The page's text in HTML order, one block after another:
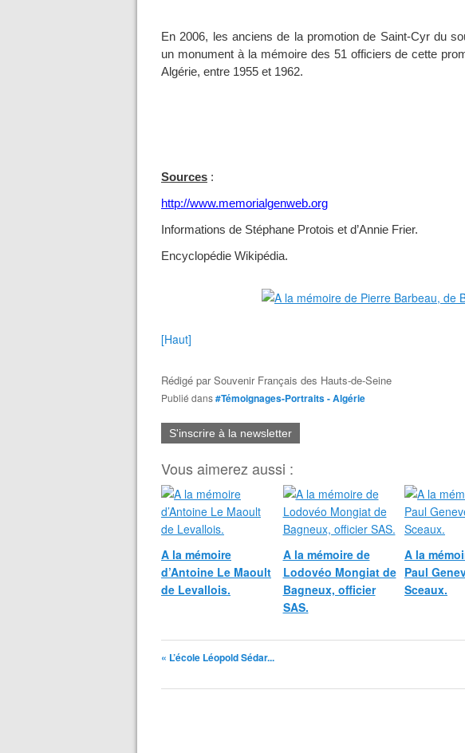
En 2006, les anciens de la promotion de Saint-Cyr du
un monument à la mémoire des 51 officiers de cette
Algérie, entre 1955 et 1962.
Sources :
http://www.memorialgenweb.org
Informations de Stéphane Protois et d’Annie Frier.
Encyclopédie Wikipédia.
[Haut]
Rédigé parSouvenir Français des Hauts-de-Seine
Publié dans#Témoignages-Portraits - Algérie
S'inscrire à la newsletter
Vous aimerez aussi :
A la mémoire
d’Antoine Le Maoult
de Levallois.
A la mémoire de
Lodovéo Mongiat de
Bagneux, officier
SAS.
A la
Paul
Sceaux.
« L’école Léopold Sédar...